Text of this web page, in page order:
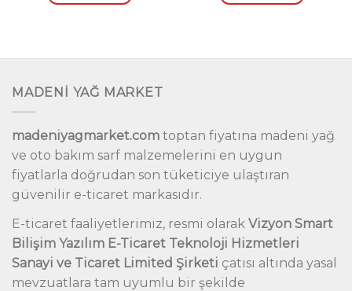
MADENİ YAĞ MARKET
madeniyagmarket.com toptan fiyatına madeni yağ
ve oto bakım sarf malzemelerini en uygun
fiyatlarla doğrudan son tüketiciye ulaştıran
güvenilir e-ticaret markasıdır.
E-ticaret faaliyetlerimiz, resmi olarak Vizyon Smart
Bilişim Yazılım E-Ticaret Teknoloji Hizmetleri
Sanayi ve Ticaret Limited Şirketi çatısı altında yasal
mevzuatlara tam uyumlu bir şekilde